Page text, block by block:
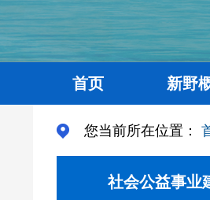
首页 新野
您当前所在位置：
社会公益事业